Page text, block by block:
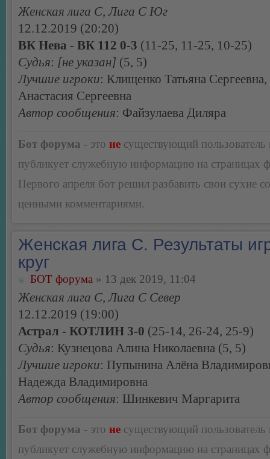
Женская лига С, Лига С Юг
12.12.2019 (20:20)
ВК Нева - ВК 112 0-3 (11-25, 11-25, 10-25)
Судья: [не указан] (5, 5)
Лучшие игроки: Клищенко Татьяна
Анастасия Сергеевна
Автор сообщения: Файзулаева Диляра
Бот форума - это не существующий пользователь
публикует служебную информацию на страницах
Первого апреля бот решил разбавить свои сухие
ценными комментариями.
Женская лига С. Результаты
круг
БОТ форума » 13 дек 2019, 11:04
Женская лига С, Лига С Север
12.12.2019 (19:00)
Астрал - КОТЛИН 3-0 (25-14, 26-24, 25-9)
Судья: Кузнецова Алина Николаевна (5, 5)
Лучшие игроки: Пупынина Алёна
Надежда Владимировна
Автор сообщения: Шинкевич Маргарита
Бот форума - это не существующий пользователь
публикует служебную информацию на страницах